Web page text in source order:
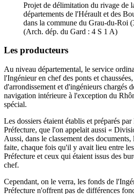
Projet de délimitation du rivage de
départements de l'Hérault et des
dans la commune du Grau-du-Roi
(Arch. dép. du Gard : 4 S 1 A)
Les producteurs
Au niveau départemental, le service
l'Ingénieur en chef des ponts et
d'arrondissement et d'ingénieurs chargés
navigation intérieure à l'exception du
spécial.
Les dossiers étaient établis et préparés
Préfecture, que l'on appelait aussi «
Aussi, dans le classement des
faite, chaque fois qu'il y avait lieu entre
Préfecture et ceux qui étaient issus des
chef.
Cependant, on le verra, les fonds de
Préfecture n'offrent pas de différences